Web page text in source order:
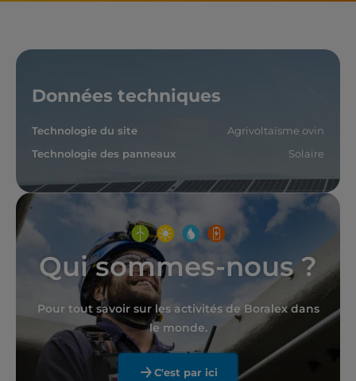
Données techniques
Technologie du site
Agrivoltaïsme ovin
Technologie des panneaux
Solaire
Qui sommes-nous ?
Pour tout savoir sur les activités de Boralex dans
le monde.
C'est par ici